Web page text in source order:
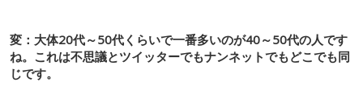
変：大体20代～50代くらいで一番多いのが40～50代の人です
ね。これは不思議とツイッターでもナンネットでもどこでも同
じです。